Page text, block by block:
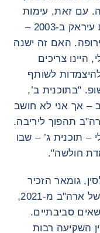
עם זאת, עימות
טרנס-אטלנטי נוסף – כמו במלחמת עיראק ב-2003 –
האם זה ישנה
היינו צריכים
לשותף
"בתוכנית ב’,
– אך אני לא חושב
תהפוך ליריבה.
– תוכנית ג’ – שבו
חולשה".
גומאר הזכיר
דוח של המועצה הלאומית למודיעין של ארה"ב מ-2021,
סביבתיים.
השקיעה רבות